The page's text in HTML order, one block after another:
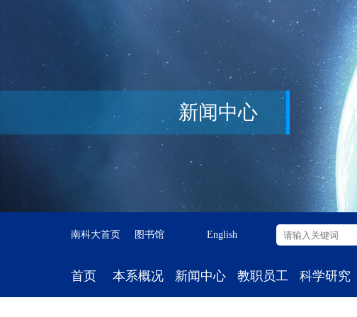
新闻中心
南科大首页 图书馆 English
首页 本系概况 新闻中心 教职员工 科学研究